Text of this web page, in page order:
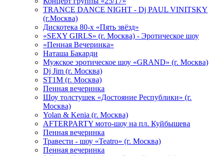
TRANCE DANCE NIGHT - Dj PAUL VINITSKY
(г.Москва)
Дискотека 80-х «Пять звёзд»
«SEXY GIRLS» (г. Москва) - Эротическое шоу
«Пенная Вечеринка»
Hаташа Бакарди
Мужское эротическое шоу «GRAND» (г. Москва)
Dj Jim (г. Москва)
ST1M (г. Москва)
Пенная вечеринка
Шоу толстушек «Достояние Республики» (г.
Москва)
Yolan & Kenia (г. Москва)
AFTERPARTY мото-шоу на пл. Куйбышева
Пенная вечеринка
Травести - шоу «Teatro» (г. Москва)
Пенная вечеринка